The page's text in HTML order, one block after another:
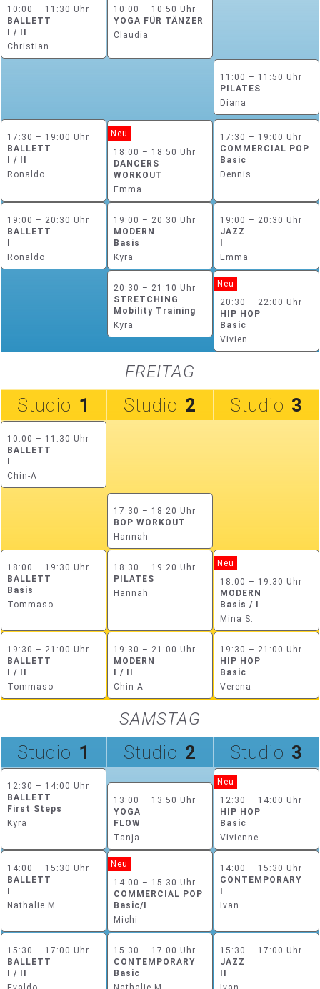
10:00 – 11:30 Uhr
BALLETT
I / II
Christian
17:30 – 19:00 Uhr
BALLETT
I / II
Ronaldo
19:00 – 20:30 Uhr
BALLETT
I
Ronaldo
10:00 – 10:50 Uhr
YOGA FÜR TÄNZER
Claudia
Neu
18:00 – 18:50 Uhr
DANCERS
WORKOUT
Emma
19:00 – 20:30 Uhr
MODERN
Basis
Kyra
20:30 – 21:10 Uhr
STRETCHING
Mobility Training
Kyra
11:00 – 11:50 Uhr
PILATES
Diana
17:30 – 19:00 Uhr
COMMERCIAL POP
Basic
Dennis
19:00 – 20:30 Uhr
JAZZ
I
Emma
Neu
20:30 – 22:00 Uhr
HIP HOP
Basic
Vivien
FREITAG
Studio 1
10:00 – 11:30 Uhr
BALLETT
I
Chin-A
18:00 – 19:30 Uhr
BALLETT
Basis
Tommaso
19:30 – 21:00 Uhr
BALLETT
I / II
Tommaso
Studio 2
17:30 – 18:20 Uhr
BOP WORKOUT
Hannah
18:30 – 19:20 Uhr
PILATES
Hannah
19:30 – 21:00 Uhr
MODERN
I / II
Chin-A
Studio 3
Neu
18:00 – 19:30 Uhr
MODERN
Basis / I
Mina S.
19:30 – 21:00 Uhr
HIP HOP
Basic
Verena
SAMSTAG
Studio 1
12:30 – 14:00 Uhr
BALLETT
First Steps
Kyra
14:00 – 15:30 Uhr
BALLETT
I
Nathalie M.
15:30 – 17:00 Uhr
BALLETT
I / II
Studio 2
13:00 – 13:50 Uhr
YOGA
FLOW
Tanja
Neu
14:00 – 15:30 Uhr
COMMERCIAL POP
Basic/I
Michi
15:30 – 17:00 Uhr
CONTEMPORARY
Basic
Studio 3
Neu
12:30 – 14:00 Uhr
HIP HOP
Basic
Vivienne
14:00 – 15:30 Uhr
CONTEMPORARY
I
Ivan
15:30 – 17:00 Uhr
JAZZ
II